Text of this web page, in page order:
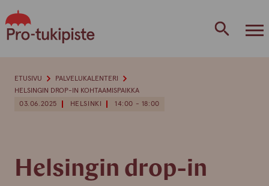
to
content
03.06.2025 HELSINKI 14:00 - 18:00
Helsingin drop-in
ETUSIVU
PALVELUKALENTERI
HELSINGIN DROP-IN KOHTAAMISPAIKKA